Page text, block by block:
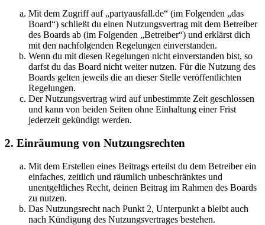
Mit dem Zugriff auf „partyausfall.de“ (im Folgenden „das
Board“) schließt du einen Nutzungsvertrag mit dem Betreiber
des Boards ab (im Folgenden „Betreiber“) und erklärst dich
mit den nachfolgenden Regelungen einverstanden.
Wenn du mit diesen Regelungen nicht einverstanden bist, so
darfst du das Board nicht weiter nutzen. Für die Nutzung des
Boards gelten jeweils die an dieser Stelle veröffentlichten
Regelungen.
Der Nutzungsvertrag wird auf unbestimmte Zeit geschlossen
und kann von beiden Seiten ohne Einhaltung einer Frist
jederzeit gekündigt werden.
2. Einräumung von Nutzungsrechten
Mit dem Erstellen eines Beitrags erteilst du dem Betreiber ein
einfaches, zeitlich und räumlich unbeschränktes und
unentgeltliches Recht, deinen Beitrag im Rahmen des Boards
zu nutzen.
Das Nutzungsrecht nach Punkt 2, Unterpunkt a bleibt auch
nach Kündigung des Nutzungsvertrages bestehen.